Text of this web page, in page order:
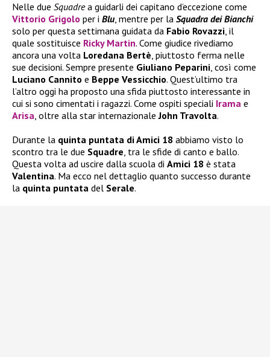
Nelle due Squadrea guidarli dei capitano d’eccezione come
Vittorio Grigolo per i Blu, mentre per la Squadra dei Bianchi
solo per questa settimana guidata da Fabio Rovazzi, il
quale sostituisce Ricky Martin. Come giudice rivediamo
ancora una volta Loredana Bertè, piuttosto ferma nelle
sue decisioni. Sempre presente Giuliano Peparini, così come
Luciano Cannito e Beppe Vessicchio. Quest’ultimo tra
l’altro oggi ha proposto una sfida piuttosto interessante in
cui si sono cimentati i ragazzi. Come ospiti speciali Irama e
Arisa, oltre alla star internazionaleJohn Travolta.
Durante la quinta puntata di Amici 18 abbiamo visto lo
scontro tra le due Squadre, tra le sfide di canto e ballo.
Questa volta ad uscire dalla scuola di Amici 18 è stata
Valentina. Ma ecco nel dettaglio quanto successo durante
la quinta puntata del Serale.